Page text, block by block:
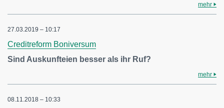
mehr
27.03.2019 – 10:17
Creditreform Boniversum
Sind Auskunfteien besser als ihr Ruf?
mehr
08.11.2018 – 10:33